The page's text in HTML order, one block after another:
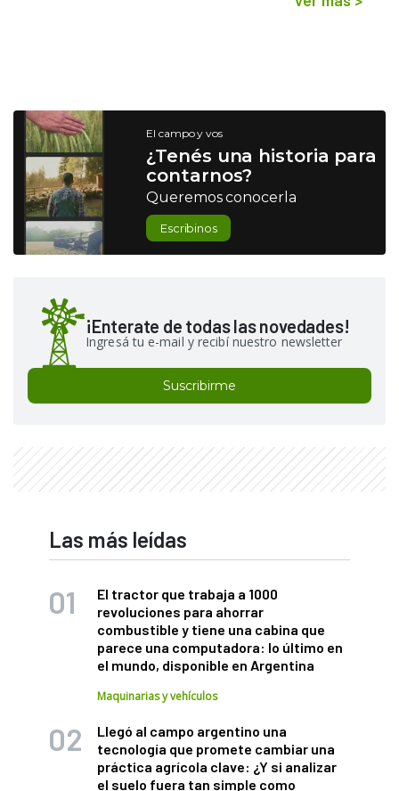
El campo y vos
¿Tenés una historia para
contarnos?
Queremos conocerla
Escribinos
¡Enterate de todas las novedades!
Ingresá tu e-mail y recibí nuestro newsletter
Suscribirme
Las más leídas
El tractor que trabaja a 1000
revoluciones para ahorrar
combustible y tiene una cabina que
parece una computadora: lo último en
el mundo, disponible en Argentina
Maquinarias y vehículos
Llegó al campo argentino una
tecnología que promete cambiar una
práctica agrícola clave: ¿Y si analizar
el suelo fuera tan simple como